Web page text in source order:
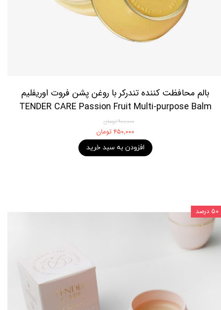
بالم محافظت کننده تندرکر با روغن پشن فروت اوریفلیم
TENDER CARE Passion Fruit Multi-purpose Balm
۹۰۰,۰۰۰ تومان
۴۵۰,۰۰۰ تومان
افزودن به سبد خرید
۵۰ درصد